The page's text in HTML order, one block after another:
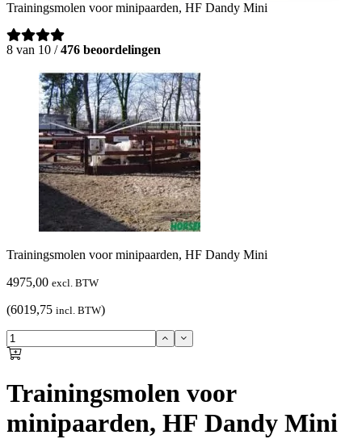
Trainingsmolen voor minipaarden, HF Dandy Mini
8 van 10 /476 beoordelingen
Trainingsmolen voor minipaarden, HF Dandy Mini
4975,00 excl. BTW
(6019,75 incl. BTW)
Trainingsmolen voor
minipaarden, HF Dandy Mini